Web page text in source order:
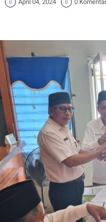
April 04, 2024 0 Komentar